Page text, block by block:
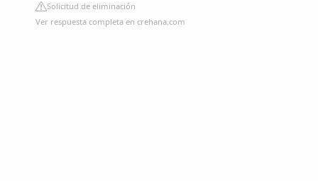
Solicitud de eliminación
Ver respuesta completa en crehana.com